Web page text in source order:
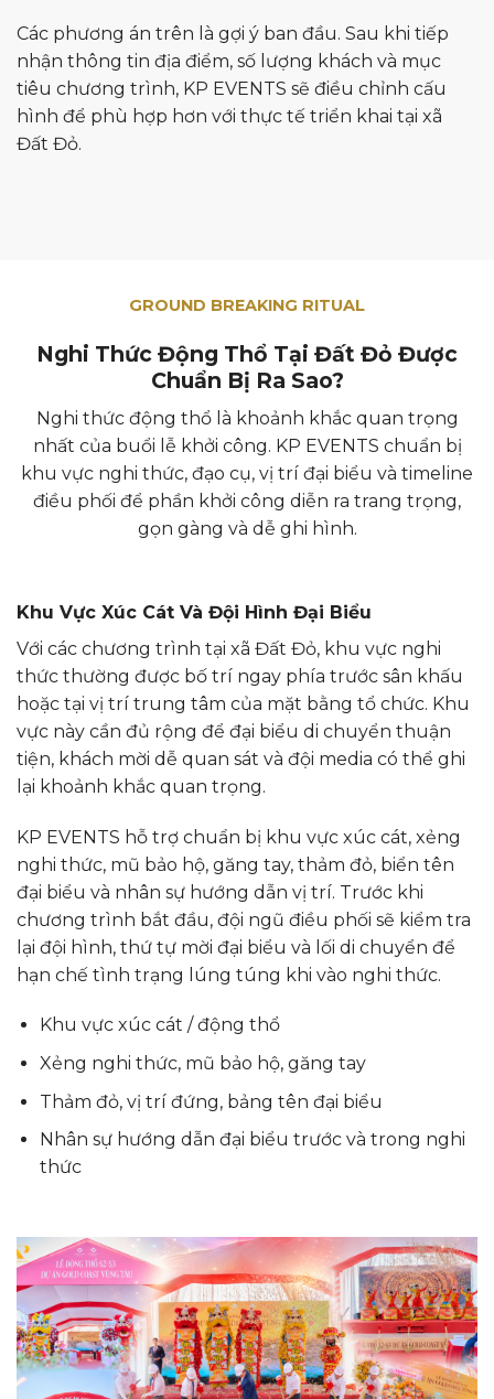
Các phương án trên là gợi ý ban đầu. Sau khi tiếp
nhận thông tin địa điểm, số lượng khách và mục
tiêu chương trình, KP EVENTS sẽ điều chỉnh cấu
hình để phù hợp hơn với thực tế triển khai tại xã
Đất Đỏ.
GROUND BREAKING RITUAL
Nghi Thức Động Thổ Tại Đất Đỏ Được
Chuẩn Bị Ra Sao?
Nghi thức động thổ là khoảnh khắc quan trọng
nhất của buổi lễ khởi công. KP EVENTS chuẩn bị
khu vực nghi thức, đạo cụ, vị trí đại biểu và timeline
điều phối để phần khởi công diễn ra trang trọng,
gọn gàng và dễ ghi hình.
Khu Vực Xúc Cát Và Đội Hình Đại Biểu
Với các chương trình tại xã Đất Đỏ, khu vực nghi
thức thường được bố trí ngay phía trước sân khấu
hoặc tại vị trí trung tâm của mặt bằng tổ chức. Khu
vực này cần đủ rộng để đại biểu di chuyển thuận
tiện, khách mời dễ quan sát và đội media có thể ghi
lại khoảnh khắc quan trọng.
KP EVENTS hỗ trợ chuẩn bị khu vực xúc cát, xẻng
nghi thức, mũ bảo hộ, găng tay, thảm đỏ, biển tên
đại biểu và nhân sự hướng dẫn vị trí. Trước khi
chương trình bắt đầu, đội ngũ điều phối sẽ kiểm tra
lại đội hình, thứ tự mời đại biểu và lối di chuyển để
hạn chế tình trạng lúng túng khi vào nghi thức.
Khu vực xúc cát / động thổ
Xẻng nghi thức, mũ bảo hộ, găng tay
Thảm đỏ, vị trí đứng, bảng tên đại biểu
Nhân sự hướng dẫn đại biểu trước và trong nghi
thức